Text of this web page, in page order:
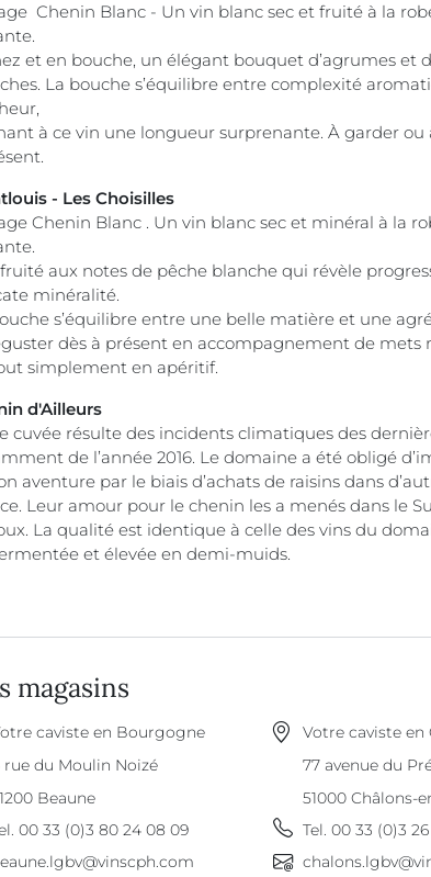
Chenin Blanc - Un vin blanc sec et fruité à la
et en bouche, un élégant bouquet d’agrumes et
La bouche s’équilibre entre complexité
à ce vin une longueur surprenante. À garder ou
- Les Choisilles
Chenin Blanc . Un vin blanc sec et minéral à la
aux notes de pêche blanche qui révèle
minéralité.
s’équilibre entre une belle matière et une
dès à présent en accompagnement de mets
simplement en apéritif.
d'Ailleurs
cuvée résulte des incidents climatiques des
de l’année 2016. Le domaine a été obligé
aventure par le biais d’achats de raisins dans
Leur amour pour le chenin les a menés dans le
La qualité est identique à celle des vins du
et élevée en demi-muids.
magasins
caviste en Bourgogne
rue du Moulin Noizé
Beaune
00 33 (0)3 80 24 08 09
Votre caviste en
77 avenue du
51000 Châlons-
Tel. 00 33 (0)3